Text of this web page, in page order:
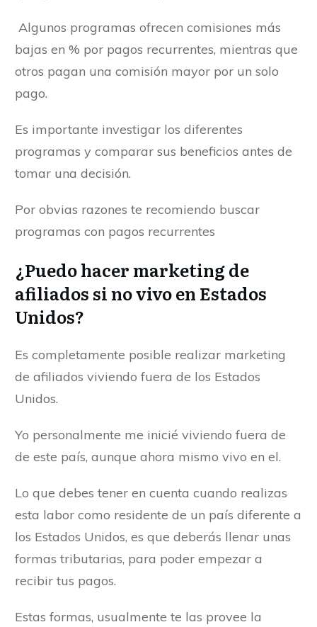
Algunos programas ofrecen comisiones más
bajas en % por pagos recurrentes, mientras que
otros pagan una comisión mayor por un solo
pago.
Es importante investigar los diferentes
programas y comparar sus beneficios antes de
tomar una decisión.
Por obvias razones te recomiendo buscar
programas con pagos recurrentes
¿Puedo hacer marketing de
afiliados si no vivo en Estados
Unidos?
Es completamente posible realizar marketing
de afiliados viviendo fuera de los Estados
Unidos.
Yo personalmente me inicié viviendo fuera de
de este país, aunque ahora mismo vivo en el.
Lo que debes tener en cuenta cuando realizas
esta labor como residente de un país diferente a
los Estados Unidos, es que deberás llenar unas
formas tributarias, para poder empezar a
recibir tus pagos.
Estas formas, usualmente te las provee la